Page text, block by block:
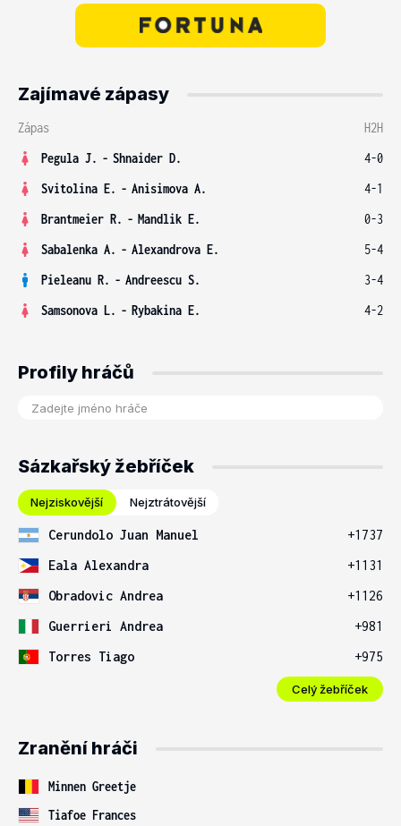
Zajímavé zápasy
Zápas
H2H
Pegula J. - Shnaider D.
4-0
Svitolina E. - Anisimova A.
4-1
Brantmeier R. - Mandlik E.
0-3
Sabalenka A. - Alexandrova E.
5-4
Pieleanu R. - Andreescu S.
3-4
Samsonova L. - Rybakina E. 4-2
Profily hráčů
Sázkařský žebříček
Nejziskovější Nejztrátovější
Cerundolo Juan Manuel
+1737
Eala Alexandra
+1131
Obradovic Andrea
+1126
Guerrieri Andrea
+981
Torres Tiago
+975
Celý žebříček
Zranění hráči
Minnen Greetje
Tiafoe Frances